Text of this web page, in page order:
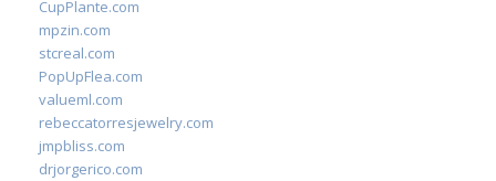
CupPlante.com
mpzin.com
stcreal.com
PopUpFlea.com
valueml.com
rebeccatorresjewelry.com
jmpbliss.com
drjorgerico.com